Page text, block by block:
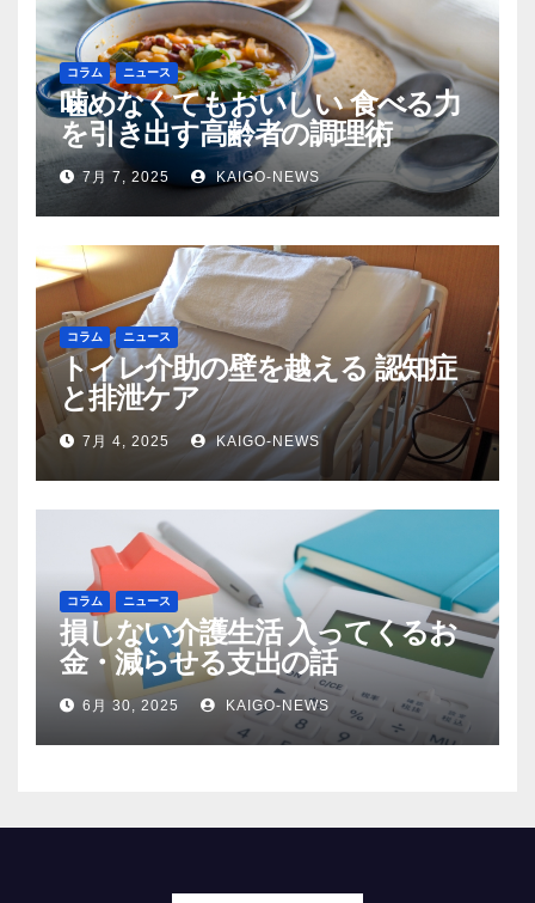
コラム ニュース
噛めなくてもおいしい 食べる力
を引き出す高齢者の調理術
7月 7, 2025 KAIGO-NEWS
コラム ニュース
トイレ介助の壁を越える 認知症
と排泄ケア
7月 4, 2025 KAIGO-NEWS
コラム ニュース
損しない介護生活 入ってくるお
金・減らせる支出の話
6月 30, 2025 KAIGO-NEWS